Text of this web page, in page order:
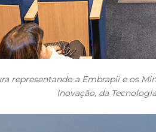
representando a Embrapii e os
Inovação, da